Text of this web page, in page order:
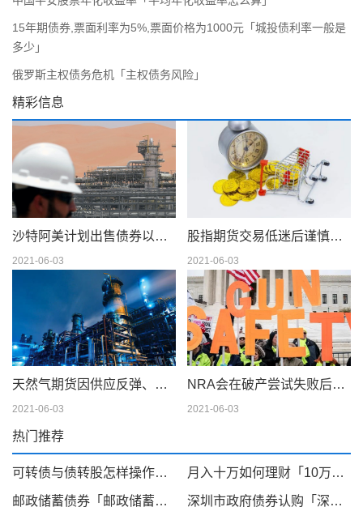
15年期债券,票面利率为5%,票面价格为1000元「城投债利率一般是
多少」
俄罗斯主权债务危机「主权债务风险」
精彩信息
沙特阿美计划出售债券以筹集 750 亿美元的股息
2021-06-03
股指期货交易低迷后谨慎交易
2021-06-03
天然气期货因供应反弹、天气模型转变而下滑；现金仍在摇摆
2021-06-03
NRA会在破产尝试失败后解散吗
2021-06-03
热门推荐
可转债与债转股怎样操作「可转债与债转股的区别」 月入十万如何理财「10万存定期还是买理财」
邮政储蓄债券「邮政储蓄国债什么时候发行」 深圳市政府债券认购「深圳在香港发行离岸人民币债券」